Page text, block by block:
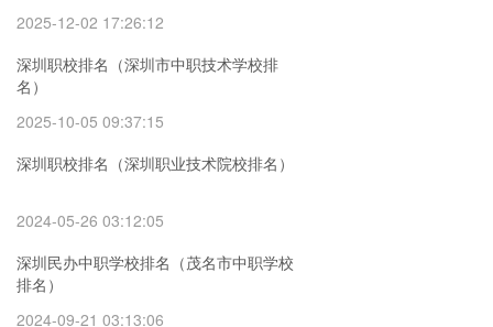
2025-12-02 17:26:12
深圳职校排名（深圳市中职技术学校排
名）
2025-10-05 09:37:15
深圳职校排名（深圳职业技术院校排名）
2024-05-26 03:12:05
深圳民办中职学校排名（茂名市中职学校
排名）
2024-09-21 03:13:06